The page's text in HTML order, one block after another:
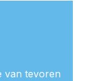
van tevoren